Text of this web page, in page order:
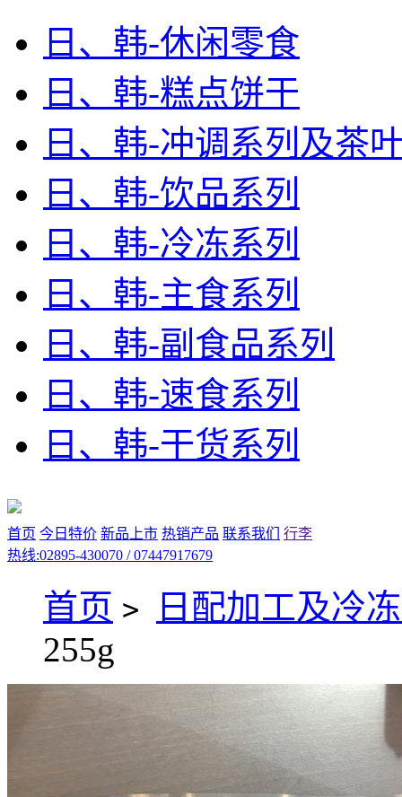
日、韩-休闲零食
日、韩-糕点饼干
日、韩-冲调系列及茶
日、韩-饮品系列
日、韩-冷冻系列
日、韩-主食系列
日、韩-副食品系列
日、韩-速食系列
日、韩-干货系列
首页 今日特价 新品上市 热销产品 联系我们
行李
热线:02895-430070 / 07447917679
首页 >
日配加工及冷
255g